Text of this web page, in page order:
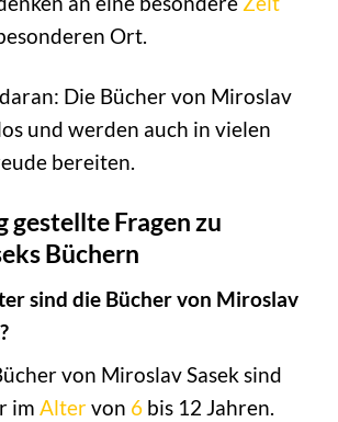
Ort.
Die Bücher von Miroslav
und werden auch in vielen
bereiten.
gestellte Fragen zu
Büchern
sind die Bücher von Miroslav
von Miroslav Sasek sind
im Altervon 6 bis 12 Jahren.